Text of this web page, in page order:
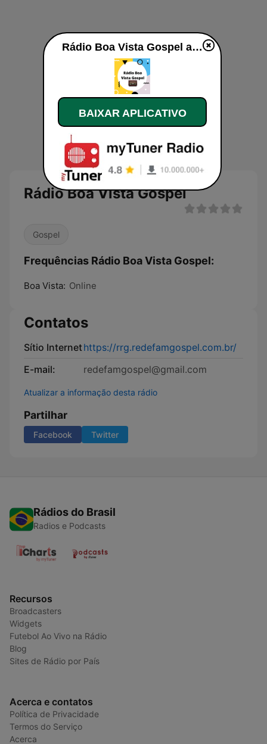
Rádio Boa Vista Gospel
Gospel
Frequências Rádio Boa Vista Gospel:
Boa Vista: Online
Contatos
Sítio Internethttps://rrg.redefamgospel.com.br/
E-mail:
redefamgospel@gmail.com
Atualizar a informação desta rádio
Partilhar
Facebook Twitter
Rádios do Brasil
Radios e Podcasts
Recursos
Broadcasters
Widgets
Futebol Ao Vivo na Rádio
Blog
Sites de Rádio por País
Acerca e contatos
Política de Privacidade
Termos do Serviço
Acerca
Rádio Boa Vista Gospel ao vivo
BAIXAR APLICATIVO